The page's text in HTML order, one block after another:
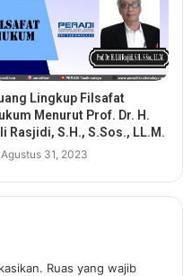
Lingkup Filsafat
Menurut Prof. Dr. H.
Rasjidi, S.H., S.Sos., LL.M.
Agustus 31, 2023
Ruas yang wajib